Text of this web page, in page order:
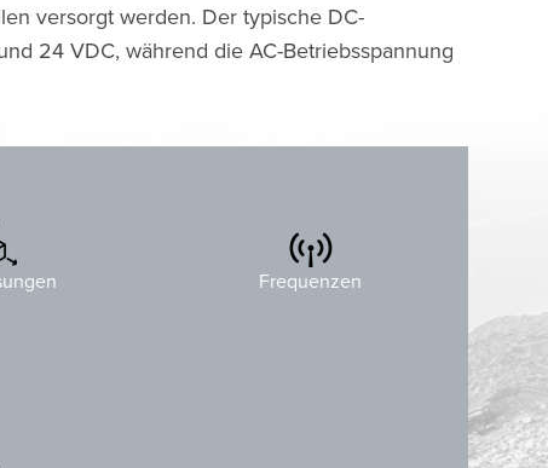
versorgt werden. Der typische DC-
24 VDC, während die AC-Betriebsspannung
(8.1″)
(9.7″)
(3.5″)
Frequenzen
4xx MHz, 8xx MHz, 9xx MHz and 2,4 GHz